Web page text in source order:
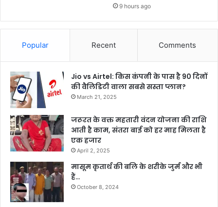
9 hours ago
Popular Recent Comments
Jio vs Airtel: किस कंपनी के पास है 90 दिनों
की वैलिडिटी वाला सबसे सस्ता प्लान?
March 21, 2025
जरूरत के वक्त महतारी वंदन योजना की राशि
आती है काम, संतरा बाई को हर माह मिलता है
एक हजार
April 2, 2025
मासूम कृतार्थ की बलि के शरीके जुर्म और भी
हैं…
October 8, 2024